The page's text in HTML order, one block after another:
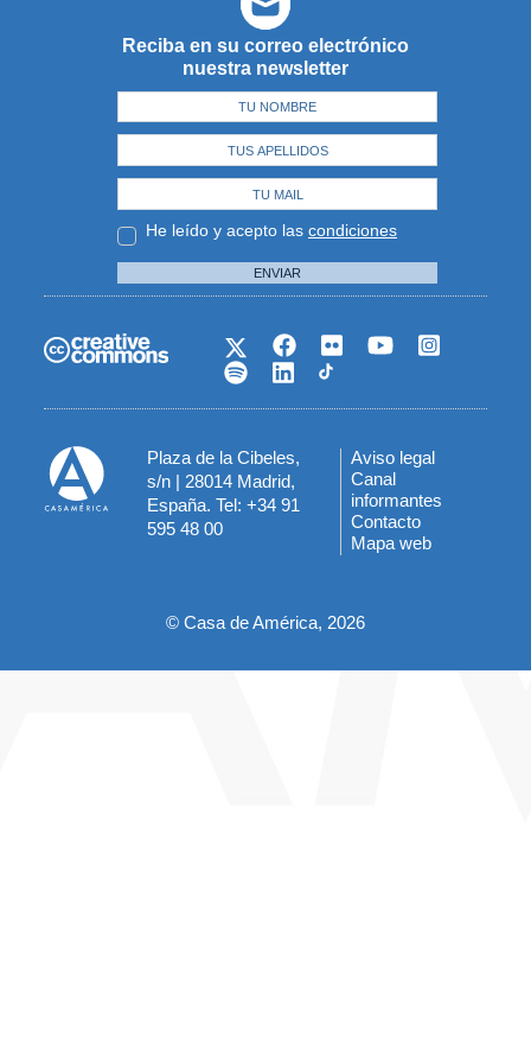
Reciba en su correo electrónico
nuestra newsletter
He leído y acepto las condiciones
ENVIAR
Plaza de la Cibeles,
s/n | 28014 Madrid,
España. Tel: +34 91
595 48 00
Menú
del
pie
Aviso legal
Canal
informantes
Contacto
Mapa web
© Casa de América, 2026